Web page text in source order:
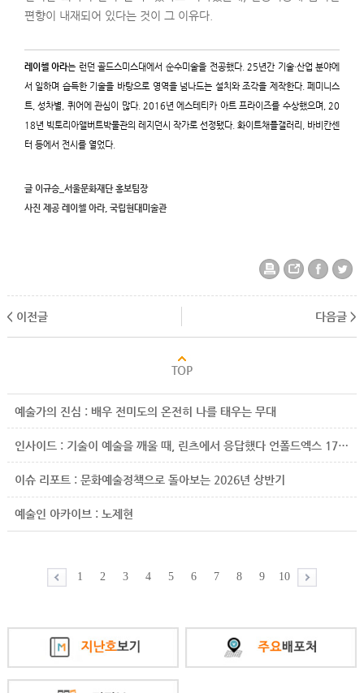
편향이 내재되어 있다는 것이 그 이유다.
레이첼 아라는 런던 골드스미스대에서 순수미술을 전공했다. 25년간 기술·산업 분야에
서 일하며 습득한 기술을 바탕으로 영역을 넘나드는 설치와 조각을 제작한다. 페미니스
트, 성차별, 퀴어에 관심이 많다. 2016년 에스테티카 아트 프라이즈를 수상했으며, 20
18년 빅토리아앨버트박물관의 레지던시 작가로 선정됐다. 화이트채플갤러리, 바비칸센
터 등에서 전시를 열었다.
글 이규승_서울문화재단 홍보팀장
사진 제공 레이첼 아라, 국립현대미술관
< 이전글 다음글 >
예술가의 진심 : 배우 전미도의 온전히 나를 태우는 무대
인사이드 : 기술이 예술을 깨울 때, 린츠에서 응답했다 언폴드엑스 17년, 발굴에서 진출까지
이슈 리포트 : 문화예술정책으로 돌아보는 2026년 상반기
예술인 아카이브 : 노제현
1 2 3 4 5 6 7 8 9 10